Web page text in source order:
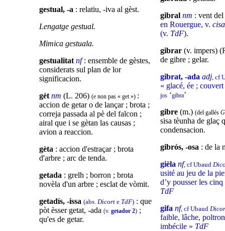
gestual, -a : relatiu, -iva al gèst.
Lengatge gestual.
Mimica gestuala.
gestualitat nf: ensemble de gèstes,
considerats sul plan de lor
significacion.
gèt nm (L. 206) (e non pas « get ») :
accion de getar o de lançar ; brota ;
correja passada al pè del falcon ;
airal que i se gètan las causas ;
avion a reaccion.
gèta : accion d'estraçar ; brota
d'arbre ; arc de tenda.
getada : grelh ; borron ; brota
novèla d'un arbre ; esclat de vòmit.
getadís, -issa (abs. Dicort e TdF) : que
pòt èsser getat, -ada (v. getador 2) ;
qu'es de getar.
gibral nm : vent
en Rouergue, v.
(v. TdF).
gibrar (v. impers)
de gibre ; gelar.
gibrat, -ada adj, cf
« glacé, ée ;
jos ‘gibra’
gibre (m.) (del gallés
sisa tèunha de glaç
condensacion.
gibrós, -osa : de la
gièla nf, cf Ubaud
usité au jeu de la
d’y pousser les
TdF
gifa nf, cf Ubaud
faible, lâche,
imbécile » TdF